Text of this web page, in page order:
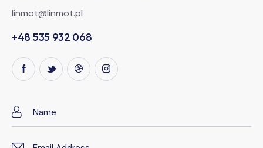
linmot@linmot.pl
+48 535 932 068